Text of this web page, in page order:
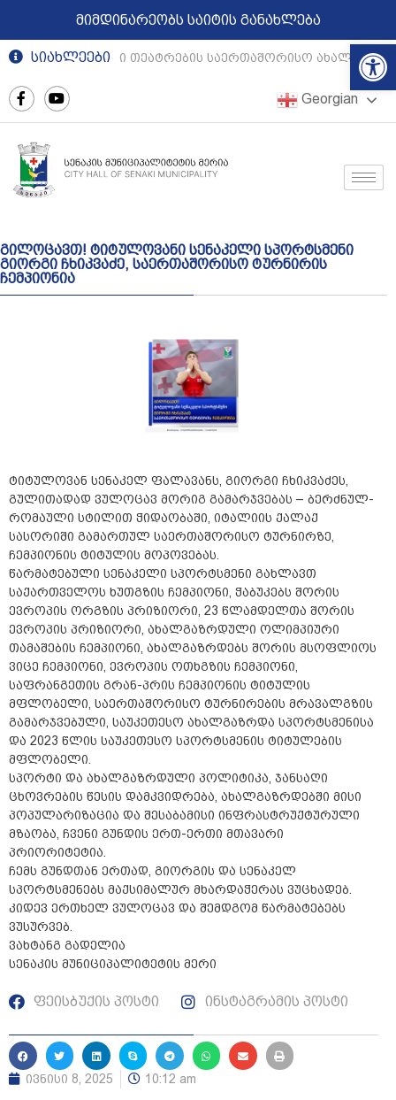
მიმდინარეობს საიტის განახლება
სიახლეები
რეგიონული თეატრების საერთაშორისო
Georgian
გილოცავთ! ტიტულოვანი სენაკელი სპორტსმენი
გიორგი ჩხიკვაძე, საერთაშორისო ტურნირის
ჩემპიონია
ტიტულოვან სენაკელ ფალავანს, გიორგი ჩხიკვაძეს,
გულითადად ვულოცავ მორიგ გამარჯვებას – ბერძნულ-
რომაული სტილით ჭიდაობაში, იტალიის ქალაქ
სასორიში გამართულ საერთაშორისო ტურნირზე,
ჩემპიონის ტიტულის მოპოვებას.
წარმატებული სენაკელი სპორტსმენი გახლავთ
საქართველოს ხუთგზის ჩემპიონი, ჭაბუკებს შორის
ევროპის ორგზის პრიზიორი, 23 წლამდელთა შორის
ევროპის პრიზიორი, ახალგაზრდული ოლიმპიური
თამაშების ჩემპიონი, ახალგაზრდებს შორის მსოფლიოს
ვიცე ჩემპიონი, ევროპის ოთხგზის ჩემპიონი,
საფრანგეთის გრან-პრის ჩემპიონის ტიტულის
მფლობელი, საერთაშორისო ტურნირების მრავალგზის
გამარჯვებული, საუკეთესო ახალგაზრდა სპორტსმენისა
და 2023 წლის საუკეთესო სპორტსმენის ტიტულების
მფლობელი.
სპორტი და ახალგაზრდული პოლიტიკა, ჯანსაღი
ცხოვრების წესის დამკვიდრება, ახალგაზრდებში მისი
პოპულარიზაცია და შესაბამისი ინფრასტრუქტურული
მზაობა, ჩვენი გუნდის ერთ-ერთი მთავარი
პრიორიტეტია.
ჩემს გუნდთან ერთად, გიორგის და სენაკელ
სპორტსმენებს მაქსიმალურ მხარდაჭერას ვუცხადებ.
კიდევ ერთხელ ვულოცავ და შემდგომ წარმატებებს
ვუსურვებ.
ვახტანგ გადელია
სენაკის მუნიციპალიტეტის მერი
ფეისბუქის პოსტი ინსტაგრამის პოსტი
ივნისი 8, 2025 10:12 am